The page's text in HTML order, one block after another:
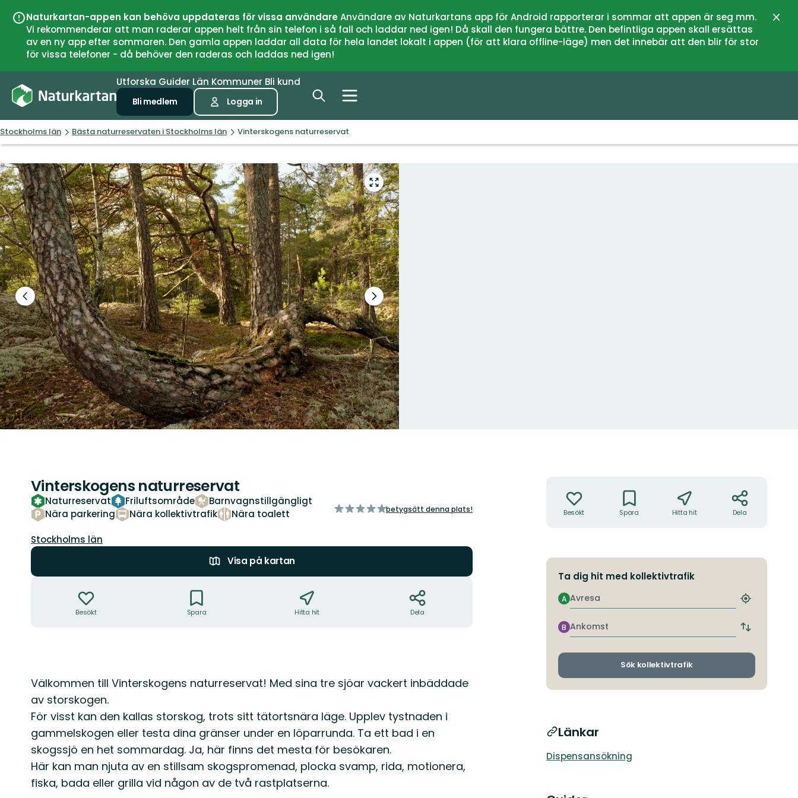
Naturkartan-appen kan behöva uppdateras för vissa användareAnvändare av Naturkartans app för Android rapporterar i sommar att appen är seg mm.
Vi rekommenderar att man raderar appen helt från sin telefon i så fall och laddar ned igen! Då skall den fungera bättre. Den befintliga appen skall ersättas
av en ny app efter sommaren. Den gamla appen laddar all data för hela landet lokalt i appen (för att klara offline-läge) men det innebär att den blir för stor
för vissa telefoner - då behöver den raderas och laddas ned igen!
Utforska Guider Län Kommuner Bli kund
Bli medlem Logga in
Stockholms län Bästa naturreservaten i Stockholms län Vinterskogens naturreservat
Gå
till
helskärmsläge
Föregående
bild
Nästa
bildspel
Vinterskogens naturreservat
Naturreservat Friluftsområde
Barnvagnstillgängligt
Nära parkering
Nära kollektivtrafik Nära toalett
av
betygsätt denna plats!
Län:
Stockholms län
Visa på kartan
Besökt Spara Hitta hit Dela
Beskrivning
Välkommen till Vinterskogens naturreservat! Med sina tre sjöar vackert inbäddade
av storskogen.
För visst kan den kallas storskog, trots sitt tätortsnära läge. Upplev tystnaden i
gammelskogen eller testa dina gränser under en löparrunda. Ta ett bad i en
skogssjö en het sommardag. Ja, här finns det mesta för besökaren.
Här kan man njuta av en stillsam skogspromenad, plocka svamp, rida, motionera,
fiska, bada eller grilla vid någon av de två rastplatserna.
Besökt Spara Hitta hit Dela
Ta dig hit med kollektivtrafik
Avresa
A
Hitta
hållplats
Ankomst
B
Byt
och
Sök kollektivtrafik
Länkar
Dispensansökning